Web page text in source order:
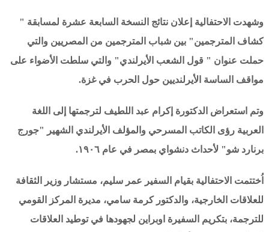
وشهدت الاحتفالية إعلان نتائج النسخة السابعة عشرة لمسابقة "
كشاف المترجمين" بين شباب المترجمين من المصريين والتي
حملت عنوان " قول الشعب الأيرلندي" والتي سلطت الأضواء على
مواقف الساسة الأيرلنديين حول الحرب في غزة.
وتم استعراض الدكتورة إكرام عبد اللطيف لترجمتها إلى اللغة
العربية رؤى الكاتب المسرحي والمؤلف الأيرلندي الشهير "جورج
برنارد شو" لأحداث دنشواي بمصر في عام ١٩٠٦.
اُختتمت الاحتفالية بقيام السفير عمر سليم، مستشار وزير الثقافة
للعلاقات الخارجية، والدكتور كرمة سامي، مديرة المركز القومي
للترجمة، بتكريم السفيرة اوبراين لجهودها في توطيد العلاقات